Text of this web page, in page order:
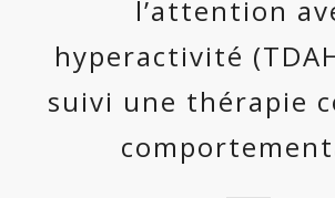
l’attention
hyperactivité
suivi une thérapie